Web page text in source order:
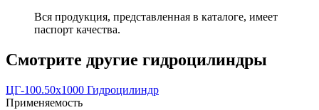
Вся продукция, представленная в каталоге, имеет
паспорт качества.
Смотрите другие гидроцилиндры
ЦГ-100.50х1000 Гидроцилиндр
Применяемость